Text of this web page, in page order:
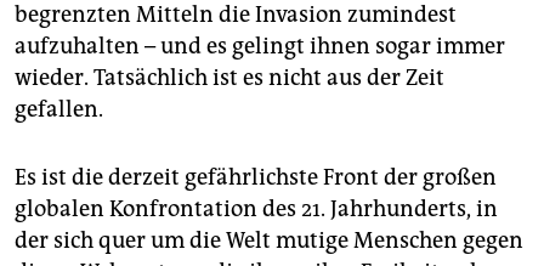
begrenzten Mitteln die Invasion zumindest
aufzuhalten – und es gelingt ihnen sogar immer
wieder. Tatsächlich ist es nicht aus der Zeit
gefallen.
Es ist die derzeit gefährlichste Front der großen
globalen Konfrontation des 21. Jahrhunderts, in
der sich quer um die Welt mutige Menschen gegen